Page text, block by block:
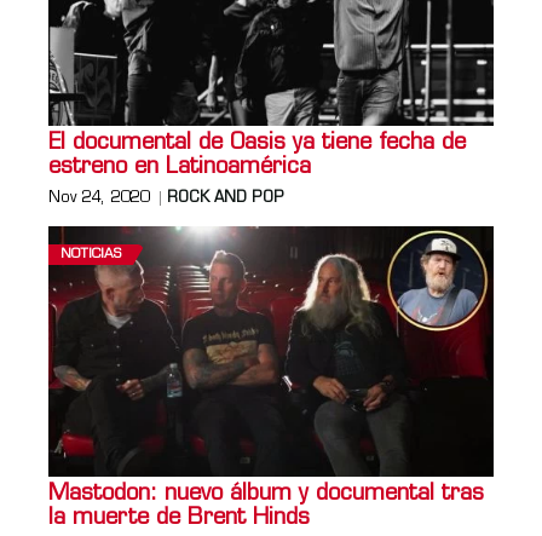
El documental de Oasis ya tiene fecha de
estreno en Latinoamérica
Nov 24, 2020 ROCK AND POP
NOTICIAS
Mastodon: nuevo álbum y documental tras
la muerte de Brent Hinds